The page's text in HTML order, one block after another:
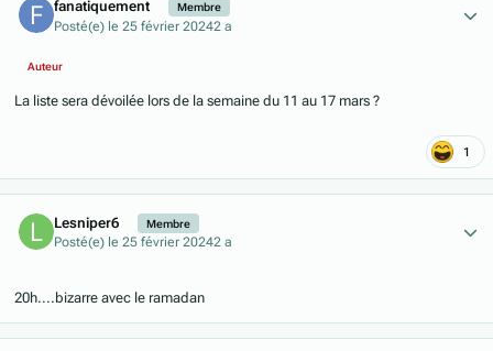
fanatiquement Membre
Posté(e) le 25 février 20242 a
Auteur
La liste sera dévoilée lors de la semaine du 11 au 17 mars ?
1
Lesniper6 Membre
Posté(e) le 25 février 20242 a
20h....bizarre avec le ramadan